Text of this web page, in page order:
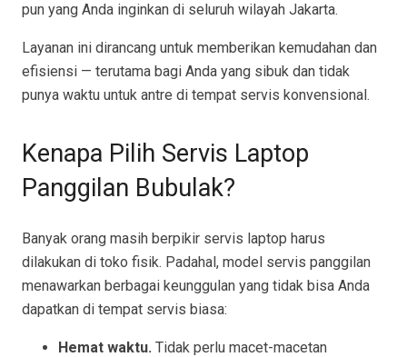
pun yang Anda inginkan di seluruh wilayah Jakarta.
Layanan ini dirancang untuk memberikan kemudahan dan
efisiensi — terutama bagi Anda yang sibuk dan tidak
punya waktu untuk antre di tempat servis konvensional.
Kenapa Pilih Servis Laptop
Panggilan Bubulak?
Banyak orang masih berpikir servis laptop harus
dilakukan di toko fisik. Padahal, model servis panggilan
menawarkan berbagai keunggulan yang tidak bisa Anda
dapatkan di tempat servis biasa:
Hemat waktu. Tidak perlu macet-macetan